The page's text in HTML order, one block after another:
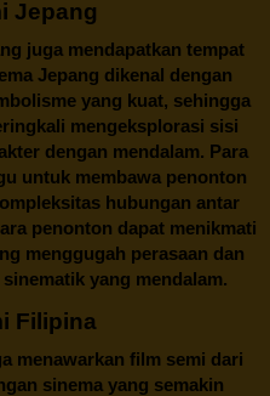
Jepang
juga mendapatkan tempat
Jepang dikenal dengan
yang kuat, sehingga
mengeksplorasi sisi
dengan mendalam. Para
untuk membawa penonton
hubungan antar
penonton dapat menikmati
menggugah perasaan dan
yang mendalam.
Filipina
menawarkan film semi dari
sinema yang semakin